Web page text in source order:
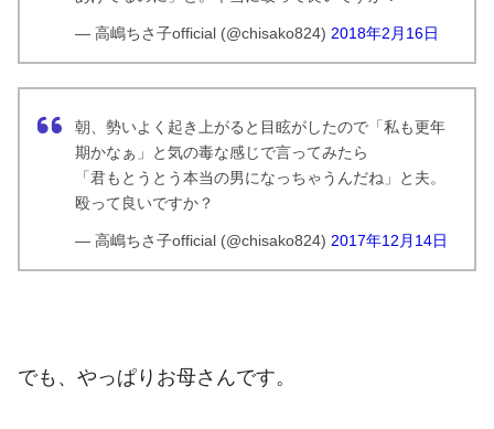
— 高嶋ちさ子official (@chisako824) 2018年2月16日
朝、勢いよく起き上がると目眩がしたので「私も更年
期かなぁ」と気の毒な感じで言ってみたら
「君もとうとう本当の男になっちゃうんだね」と夫。
殴って良いですか？
— 高嶋ちさ子official (@chisako824) 2017年12月14日
でも、やっぱりお母さんです。